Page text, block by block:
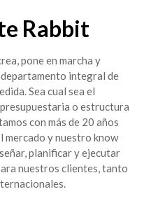
Rabbit
pone en marcha y
integral de
Sea cual sea el
o estructura
con más de 20 años
mercado y nuestro know
planificar y ejecutar
nuestros clientes, tanto